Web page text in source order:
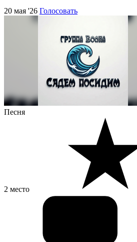
20 мая '26 Голосовать
Песня
2 место